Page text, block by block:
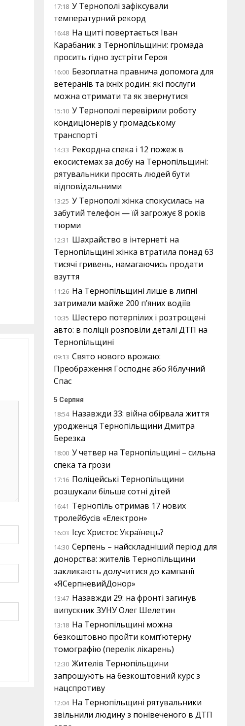
17:18 У Тернополі зафіксували
температурний рекорд
16:48 На щиті повертається Іван
Карабаник з Тернопільщини: громада
просить гідно зустріти Героя
16:00 Безоплатна правнича допомога для
ветеранів та їхніх родин: які послуги
можна отримати та як звернутися
15:10 У Тернополі перевірили роботу
кондиціонерів у громадському
транспорті
14:33 Рекордна спека і 12 пожеж в
екосистемах за добу на Тернопільщині:
рятувальники просять людей бути
відповідальними
13:25 У Тернополі жінка спокусилась на
забутий телефон — їй загрожує 8 років
тюрми
12:31 Шахрайство в інтернеті: на
Тернопільщині жінка втратила понад 63
тисячі гривень, намагаючись продати
взуття
11:26 На Тернопільщині лише в липні
затримали майже 200 п’яних водіїв
10:35 Шестеро потерпілих і розтрощені
авто: в поліції розповіли деталі ДТП на
Тернопільщині
09:13 Свято нового врожаю:
Преображення Господнє або Яблучний
Спас
5 Серпня
18:54 Назавжди 33: війна обірвала життя
уродженця Тернопільщини Дмитра
Березка
18:00 У четвер на Тернопільщині – сильна
спека та грози
17:16 Поліцейські Тернопільщини
розшукали більше сотні дітей
16:41 Тернопіль отримав 17 нових
тролейбусів «Електрон»
16:03 Ісус Христос Українець?
14:30 Серпень – найскладніший період для
донорства: жителів Тернопільщини
закликають долучитися до кампанії
«ЯСерпневийДонор»
13:47 Назавжди 29: на фронті загинув
випускник ЗУНУ Олег Шелетин
13:18 На Тернопільщині можна
безкоштовно пройти комп’ютерну
томографію (перелік лікарень)
12:30 Жителів Тернопільщини
запрошують на безкоштовний курс з
нацспротиву
12:04 На Тернопільщині рятувальники
звільнили людину з понівеченого в ДТП